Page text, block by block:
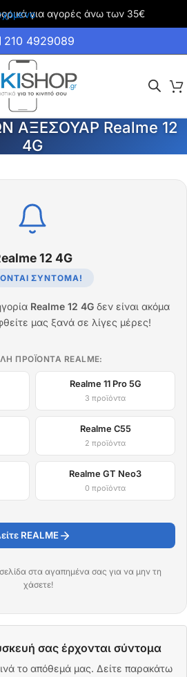
για αγορές άνω των 35€
210 4929089
ΑΞΕΣΟΥΑΡ Realme 12
4G
12 4G
ΣΎΝΤΟΜΑ!
Realme 12 4Gδεν είναι ακόμα
μας ξανά σε λίγες μέρες!
ΠΡΟΪΌΝΤΑ REALME:
Realme 11 Pro 5G
3 προϊόντα
Realme C55
2 προϊόντα
Realme GT Neo3
0 προϊόντα
REALME
στα αγαπημένα σας για να μην τη
χάσετε!
σας έρχονται σύντομα
το απόθεμά μας. Δείτε παρακάτω